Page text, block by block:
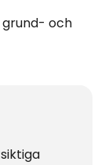
och